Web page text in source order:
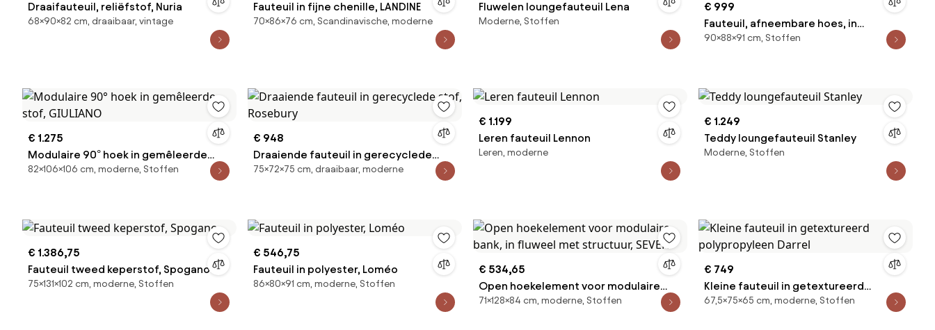
Draaifauteuil, reliëfstof, Nuria
68×90×82 cm, draaibaar, vintage
Fauteuil in fijne chenille, LANDINE
70×86×76 cm, Scandinavische, moderne
Fluwelen loungefauteuil Lena
Moderne, Stoffen
€ 999
Fauteuil, afneembare hoes, in
gemêleerd polyester, ODNA
90×88×91 cm, Stoffen
€ 1.275
Modulaire 90° hoek in gemêleerde
stof, GIULIANO
82×106×106 cm, moderne, Stoffen
€ 948
Draaiende fauteuil in gerecyclede
stof, Rosebury
75×72×75 cm, draaibaar, moderne
€ 1.199
Leren fauteuil Lennon
Leren, moderne
€ 1.249
Teddy loungefauteuil Stanley
Moderne, Stoffen
€ 1.386,75
Fauteuil tweed keperstof, Spogano
75×131×102 cm, moderne, Stoffen
€ 546,75
Fauteuil in polyester, Loméo
86×80×91 cm, moderne, Stoffen
€ 534,65
Open hoekelement voor modulaire
bank, in fluweel met structuur, SEVEN
71×128×84 cm, moderne, Stoffen
€ 749
Kleine fauteuil in getextureerd
polypropyleen Darrel
67,5×75×65 cm, moderne, Stoffen